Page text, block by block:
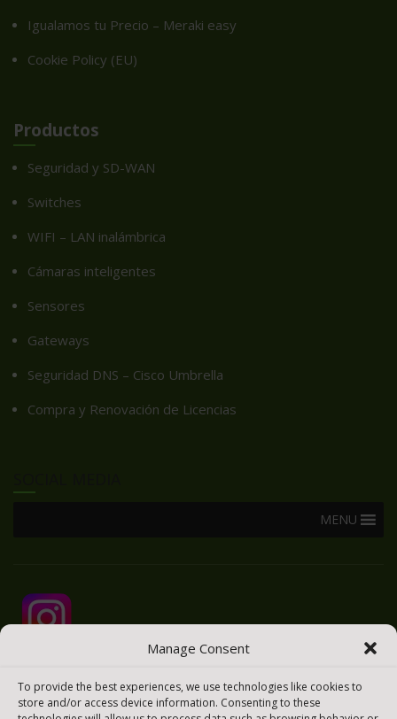
Manage Consent
To provide the best experiences, we use technologies like cookies to
store and/or access device information. Consenting to these
Igualamos tu Precio – Meraki easy
Cookie Policy (EU)
Productos
Seguridad y SD-WAN
Switches
WIFI – LAN inalámbrica
Cámaras inteligentes
Sensores
Gateways
Seguridad DNS – Cisco Umbrella
Compra y Renovación de Licencias
MENU